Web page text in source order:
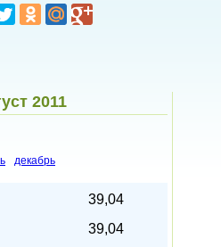
2011
декабрь
39,04
39,04